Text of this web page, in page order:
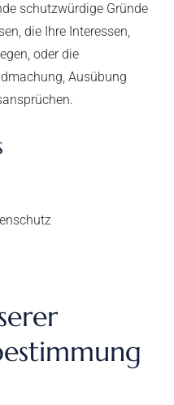
schutzwürdige Gründe
die Ihre Interessen,
oder die
Ausübung